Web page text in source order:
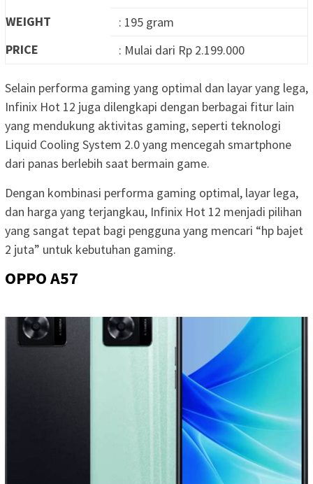
WEIGHT
: 195 gram
PRICE
: Mulai dari Rp 2.199.000
Selain performa gaming yang optimal dan layar yang lega,
Infinix Hot 12 juga dilengkapi dengan berbagai fitur lain
yang mendukung aktivitas gaming, seperti teknologi
Liquid Cooling System 2.0 yang mencegah smartphone
dari panas berlebih saat bermain game.
Dengan kombinasi performa gaming optimal, layar lega,
dan harga yang terjangkau, Infinix Hot 12 menjadi pilihan
yang sangat tepat bagi pengguna yang mencari “hp bajet
2 juta” untuk kebutuhan gaming.
OPPO A57